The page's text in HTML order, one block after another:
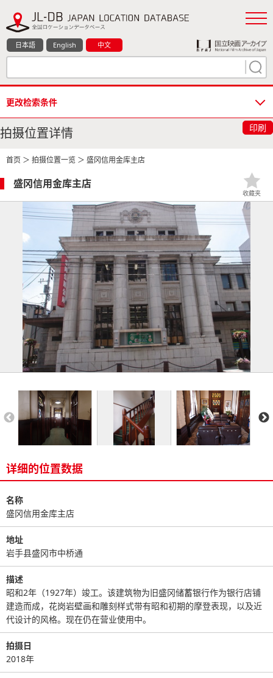
日本語 English 中文
更改检索条件
拍摄位置详情 印刷
首页 ＞ 拍摄位置一览 ＞ 盛冈信用金库主店
盛冈信用金库主店
收藏夹
详细的位置数据
名称
盛冈信用金库主店
地址
岩手县盛冈市中桥通
描述
昭和2年（1927年）竣工。该建筑物为旧盛冈储蓄银行作为银行店铺
建造而成，花岗岩壁画和雕刻样式带有昭和初期的摩登表现，以及近
代设计的风格。现在仍在营业使用中。
拍摄日
2018年